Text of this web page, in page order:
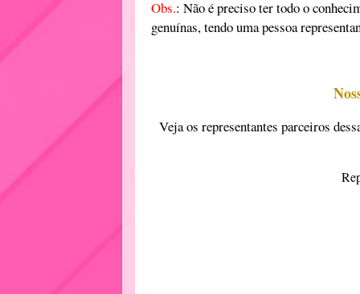
Obs.: Não é preciso ter todo o
genuínas, tendo uma pessoa
Veja os representantes parceiros